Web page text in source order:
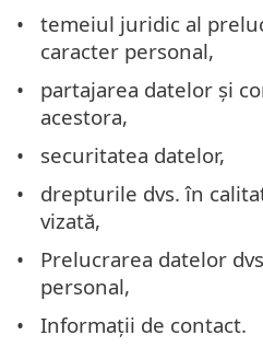
temeiul juridic al
caracter personal,
partajarea datelor și
acestora,
securitatea datelor,
drepturile dvs. în
vizată,
Prelucrarea datelor
personal,
Informații de contact.